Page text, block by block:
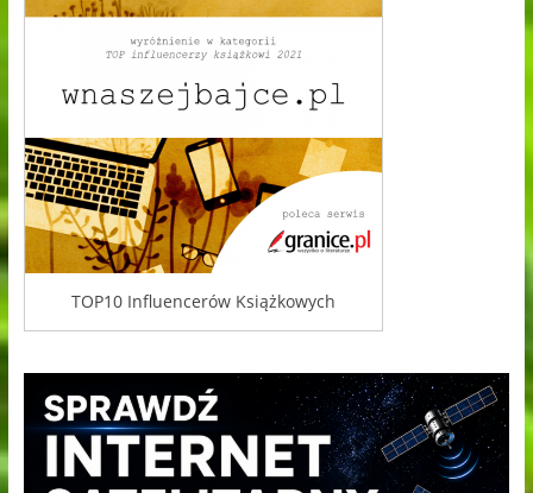
TOP10 Influencerów Książkowych